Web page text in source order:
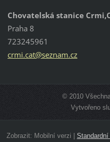
Chovatelská stanice
Praha 8
723245961
crmi.cat@seznam.cz
© 2010
Vytvořeno
Zobrazit: Mobilní verzi | Standardní